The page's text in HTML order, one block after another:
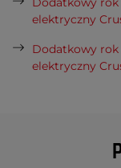
elektryczny
Dodatkowy
elektryczny